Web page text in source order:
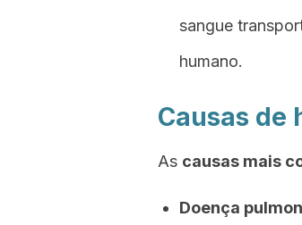
sangue
humano.
Causas de
As causas mais
Doença